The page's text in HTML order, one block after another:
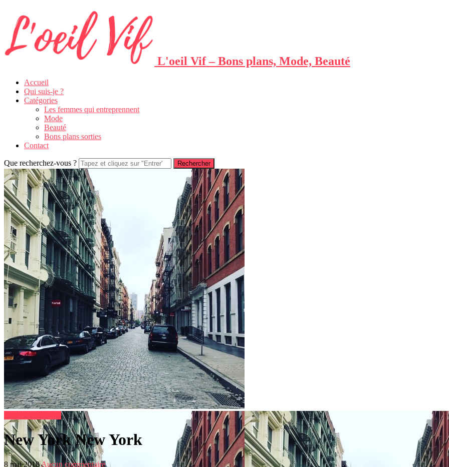
L'oeil Vif – Bons plans, Mode, Beauté
Accueil
Qui suis-je ?
Catégories
Les femmes qui entreprennent
Mode
Beauté
Bons plans sorties
Contact
Que recherchez-vous ?
New York New York
8 mai 2018Aucun commentaire